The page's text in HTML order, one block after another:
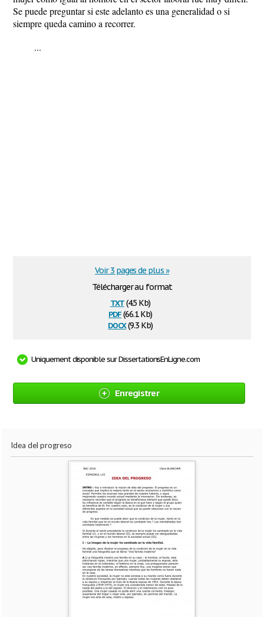
Se puede preguntar si este adelanto es una generalidad o si
siempre queda camino a recorrer.
...
Télécharger au format
txt(4.5 Kb)
pdf(66.1 Kb)
docx(9.3 Kb)
Voir 3 pages de plus »
Uniquement disponible sur DissertationsEnLigne.com
Enregistrer
Idea del progreso